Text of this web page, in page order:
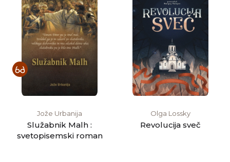
Jože Urbanija
Služabnik Malh :
svetopisemski roman
Olga Lossky
Revolucija sveč